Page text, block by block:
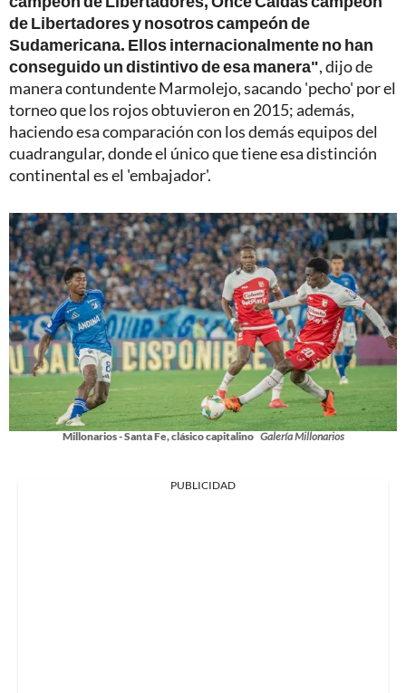
de Libertadores y nosotros campeón de
Sudamericana. Ellos internacionalmente no han
conseguido un distintivo de esa manera", dijo de
manera contundente Marmolejo, sacando 'pecho' por el
torneo que los rojos obtuvieron en 2015; además,
haciendo esa comparación con los demás equipos del
cuadrangular, donde el único que tiene esa distinción
continental es el 'embajador'.
Millonarios - Santa Fe, clásico capitalino Galería Millonarios
PUBLICIDAD